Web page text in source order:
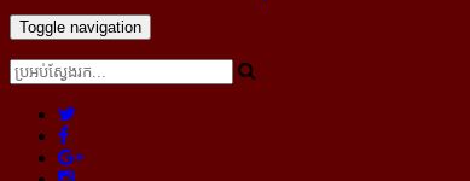
Toggle navigation